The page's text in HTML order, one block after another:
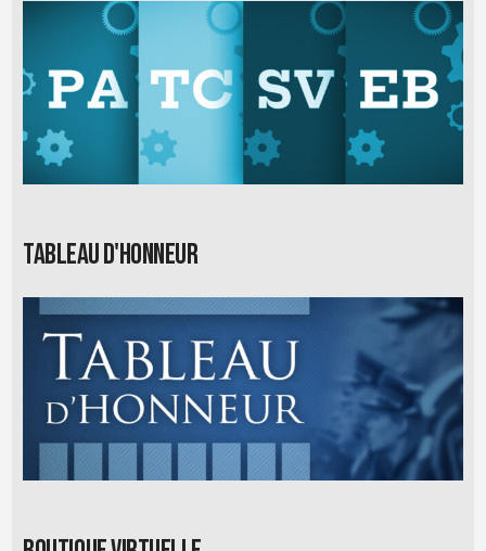
Tableau d'honneur